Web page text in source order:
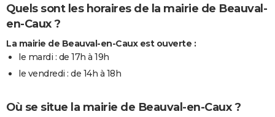
Quels sont les horaires de la mairie de Beauval-
en-Caux ?
La mairie de Beauval-en-Caux est ouverte :
le mardi : de 17h à 19h
le vendredi : de 14h à 18h
Où se situe la mairie de Beauval-en-Caux ?